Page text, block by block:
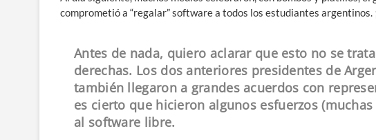
comprometió a “regalar” software a todos los estudiantes argentinos.
Antes de nada, quiero aclarar que esto no se
derechas. Los dos anteriores presidentes de
también llegaron a grandes acuerdos con
es cierto que hicieron algunos esfuerzos
al software libre.